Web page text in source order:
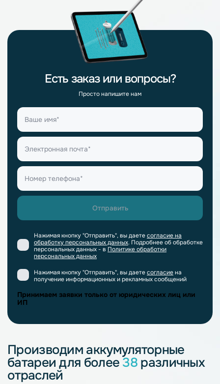
Есть заказ или вопросы?
Просто напишите нам
Нажимая кнопку "Отправить", вы даетесогласие на
обработку персональных данных. Подробнее об обработке
персональных данных - в Политике обработки
персональных данных
Нажимая кнопку "Отправить", вы даетесогласиена
получение информационных и рекламных сообщений
Принимаем заявки только от юридических лиц или
ИП
Производим аккумуляторные
батареи для более38 различных
отраслей